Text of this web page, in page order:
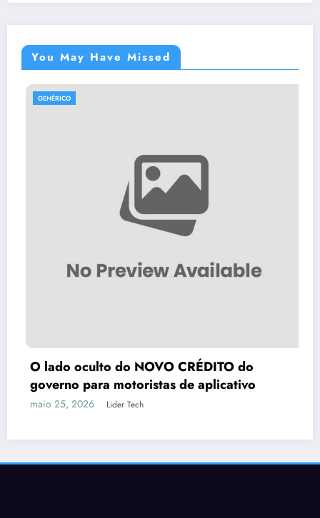
You May Have Missed
GENÉRICO
O lado oculto do NOVO CRÉDITO do
governo para motoristas de aplicativo
maio 25, 2026 Lider Tech